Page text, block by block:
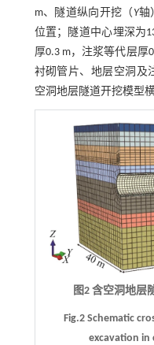
m、隧道纵向开挖（ Y轴
位置；隧道中心埋深为
厚0.3 m，注浆等代层厚
衬砌管片、地层空洞及
空洞地层隧道开挖模型
图2 含空洞地层
Fig.2 Schematic
excavation